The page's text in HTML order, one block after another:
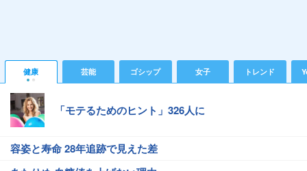
健康 芸能 ゴシップ 女子 トレンド
「モテるためのヒント」326人に
容姿と寿命 28年追跡で見えた差